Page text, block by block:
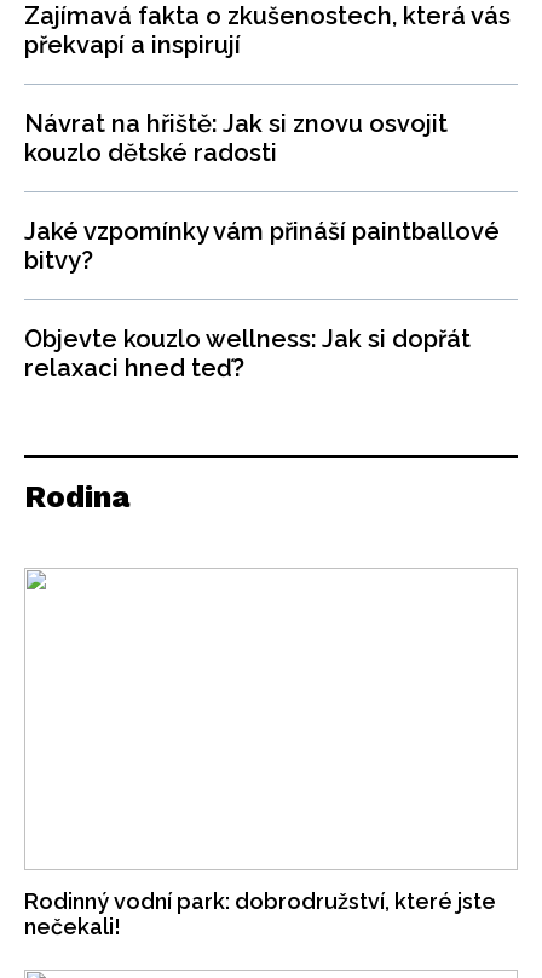
Zajímavá fakta o zkušenostech, která vás
překvapí a inspirují
Návrat na hřiště: Jak si znovu osvojit
kouzlo dětské radosti
Jaké vzpomínky vám přináší paintballové
bitvy?
Objevte kouzlo wellness: Jak si dopřát
relaxaci hned teď?
Rodina
Rodinný vodní park: dobrodružství, které jste
nečekali!